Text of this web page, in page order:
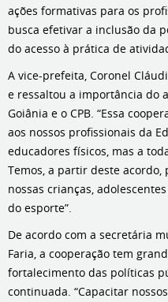
ações formativas para os
busca efetivar a inclusão da
do acesso à prática de
A vice-prefeita, Coronel
e ressaltou a importância do
Goiânia e o CPB. “Essa
aos nossos profissionais da
educadores físicos, mas a
Temos, a partir deste
nossas crianças,
do esporte”.
De acordo com a secretária
Faria, a cooperação tem
fortalecimento das políticas
continuada. “Capacitar